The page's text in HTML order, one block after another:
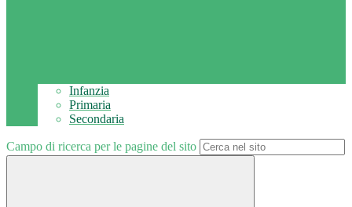
Infanzia
Primaria
Secondaria
Campo di ricerca per le pagine del sito